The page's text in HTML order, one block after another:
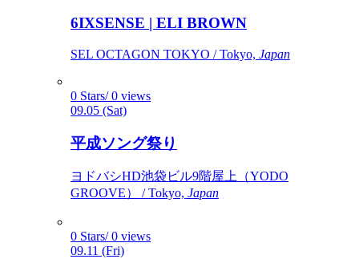
6IXSENSE | ELI BROWN
SEL OCTAGON TOKYO / Tokyo, Japan
0 Stars/ 0 views
09.05 (Sat)
平成ソング祭り
ヨドバシHD池袋ビル9階屋上（YODO
GROOVE） / Tokyo, Japan
0 Stars/ 0 views
09.11 (Fri)